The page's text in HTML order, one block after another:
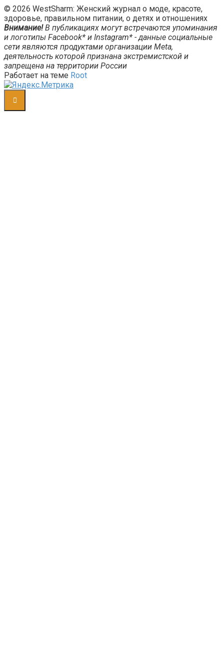
© 2026 WestSharm: Женский журнал о моде, красоте,
здоровье, правильном питании, о детях и отношениях
Внимание!В публикациях могут встречаются упоминания
и логотипы Facebook* и Instagram* - данные социальные
сети являются продуктами организации Meta,
деятельность которой признана экстремистской и
запрещена на территории России
Работает на теме Root